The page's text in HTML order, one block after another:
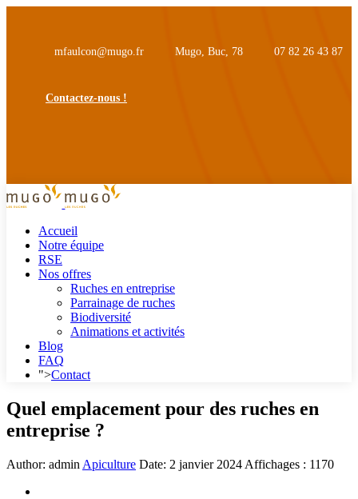
mfaulcon@mugo.fr Mugo, Buc, 78 07 82 26 43 87
Contactez-nous !
Accueil
Notre équipe
RSE
Nos offres
Ruches en entreprise
Parrainage de ruches
Biodiversité
Animations et activités
Blog
FAQ
">Contact
Quel emplacement pour des ruches en
entreprise ?
Author: admin Apiculture Date: 2 janvier 2024 Affichages : 1170